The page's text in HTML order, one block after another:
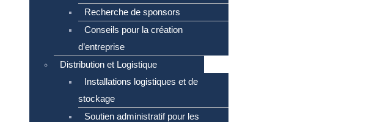
Recherche de sponsors
Conseils pour la création
d’entreprise
Distribution et Logistique
Installations logistiques et de
stockage
Soutien administratif pour les